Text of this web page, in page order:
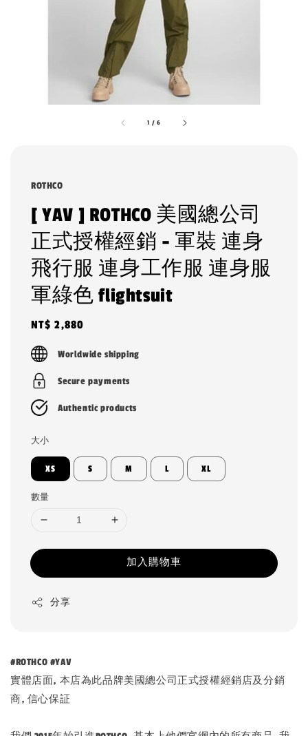
1 /6
ROTHCO
[ YAV ] ROTHCO 美國總公司
正式授權經銷 - 軍裝 連身
飛行服 連身工作服 連身服
軍綠色 flightsuit
Regular
price
NT$ 2,880
Worldwide shipping
Secure payments
Authentic products
大小
XS S M L XL
數量
加入購物車
分享
#ROTHCO #YAV
實體店面, 本店為此品牌美國總公司正式授權經銷店及分銷
商, 信心保証